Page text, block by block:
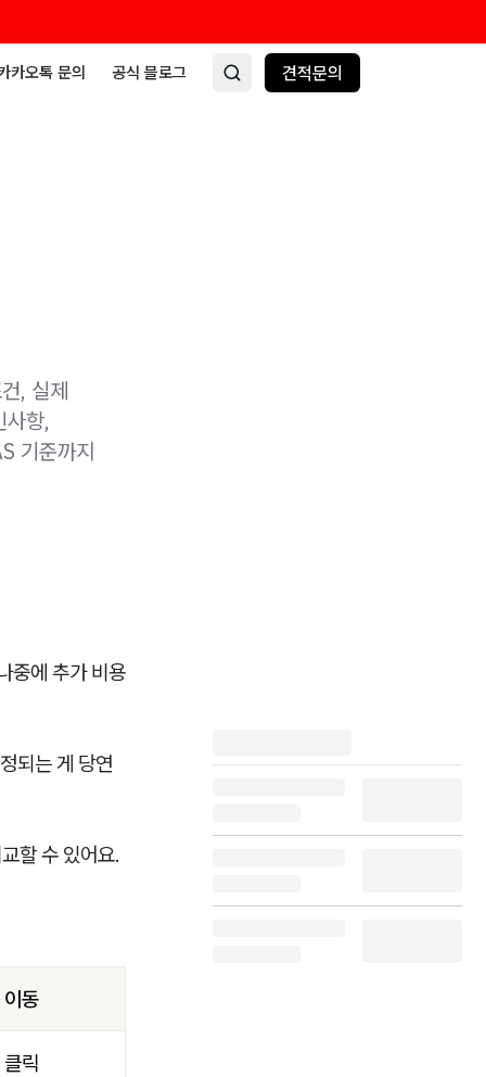
카오톡 문의 공식 블로그 견적문의
, 실제
항,
기준까지
중에 추가 비용
되는 게 당연
할 수 있어요.
이동
클릭